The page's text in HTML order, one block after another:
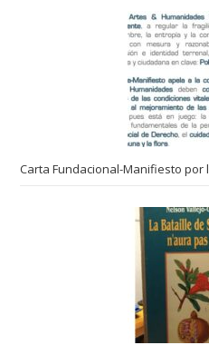
Carta Fundacional-Manifiesto por